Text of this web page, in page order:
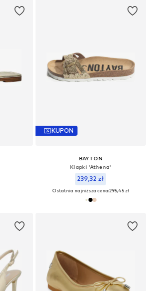
KUPON
BAYTON
Klapki 'Athena'
239,32 zł
Ostatnia najniższa cena:295,45 zł